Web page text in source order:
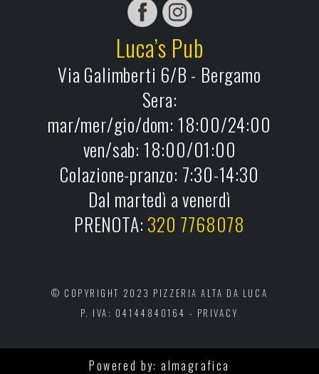
Luca’s Pub
Via Galimberti 6/B - Bergamo
Sera:
mar/mer/gio/dom: 18:00/24:00
ven/sab: 18:00/01:00
Colazione-pranzo: 7:30-14:30
Dal martedì a venerdì
PRENOTA: 320 7768078
© COPYRIGHT 2023 PIZZERIA ALTA DA LUCA
P. IVA: 04144840164 - PRIVACY
Powered by:almagrafica